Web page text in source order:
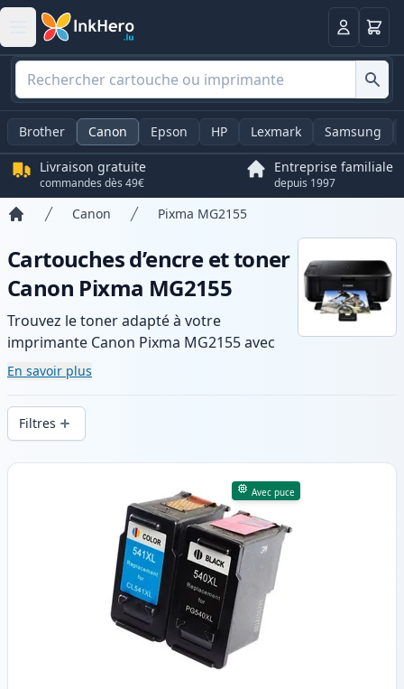
Panier
Brother Canon Epson HP Lexmark Samsung
Livraison gratuite
commandes dès 49€
Entreprise familiale
depuis 1997
Canon Pixma MG2155
Cartouches d’encre et toner
Canon Pixma MG2155
Trouvez le toner adapté à votre
imprimante Canon Pixma MG2155 avec
notre gamme de cartouches compatibles
et haute capacité. Profitez d’une qualité
d’impression constante et d’une livraison
rapide depuis un stock local en .
En savoir plus
Filtres
Produits
Avec puce